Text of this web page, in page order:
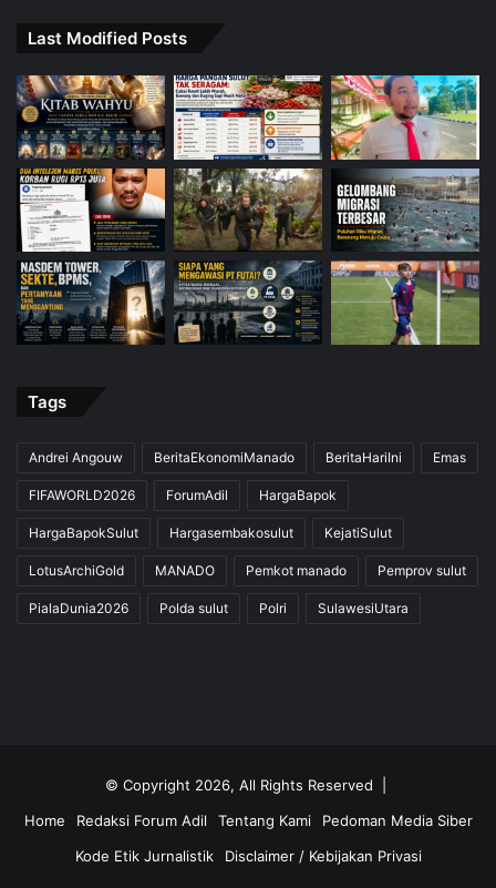
Last Modified Posts
Tags
Andrei Angouw BeritaEkonomiManado BeritaHariIni Emas
FIFAWORLD2026 ForumAdil HargaBapok
HargaBapokSulut Hargasembakosulut KejatiSulut
LotusArchiGold MANADO Pemkot manado Pemprov sulut
PialaDunia2026 Polda sulut Polri SulawesiUtara
© Copyright 2026, All Rights Reserved |
Home
Redaksi Forum Adil Tentang Kami
Pedoman Media Siber
Kode Etik Jurnalistik
Disclaimer / Kebijakan Privasi